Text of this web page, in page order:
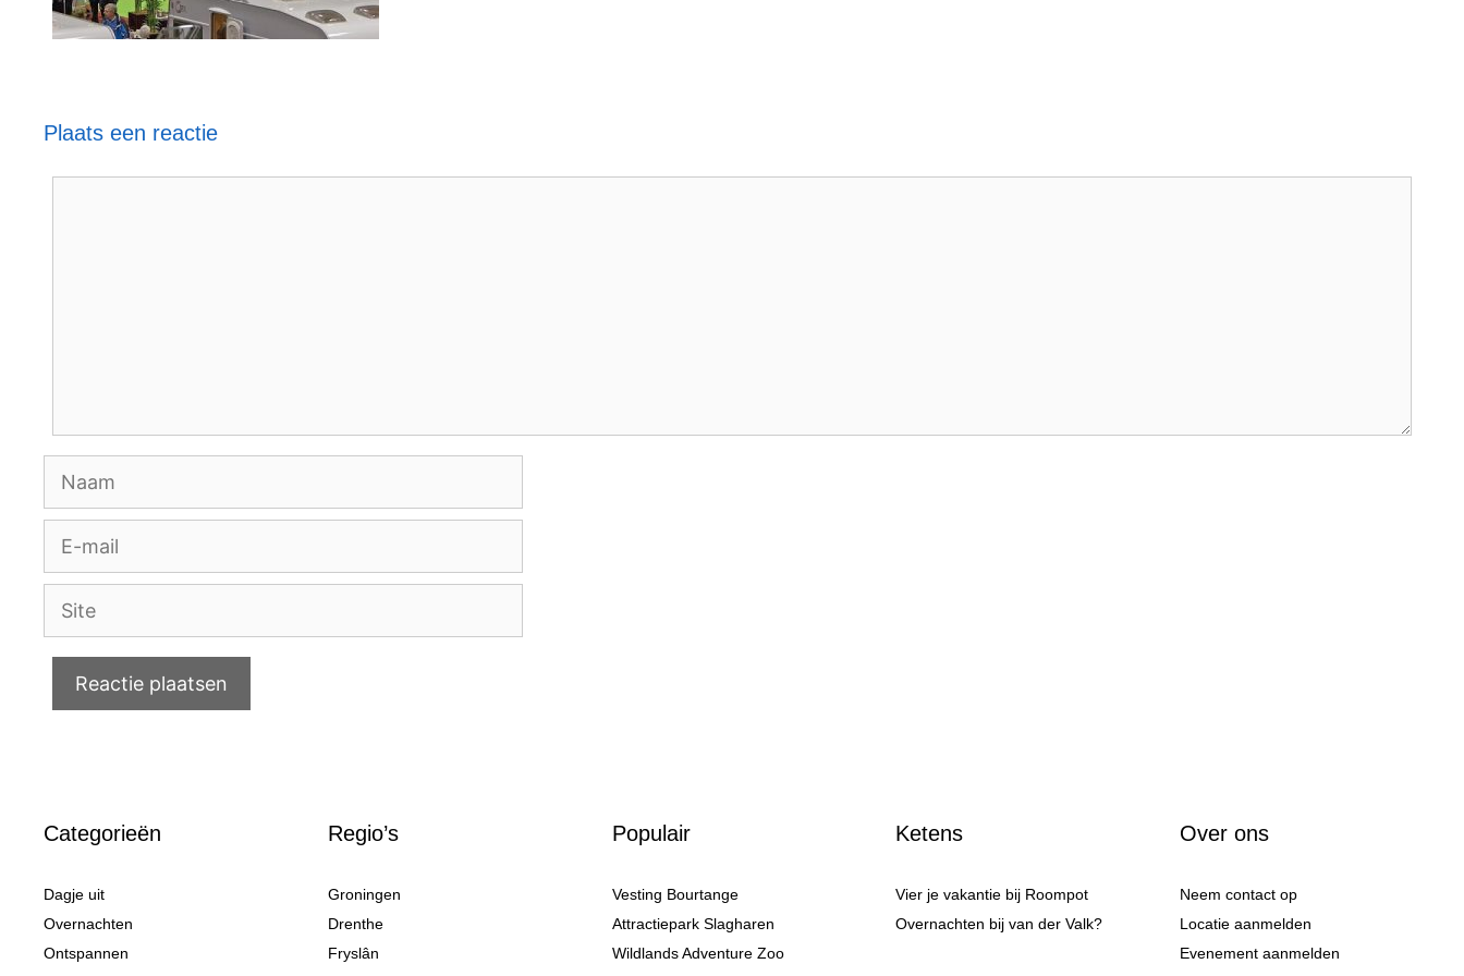
Plaats een reactie
Naam
mail
Site
Categorieën
Dagje uit
Overnachten
Ontspannen
Regio’s
Groningen
Drenthe
Fryslân
Populair
Vesting Bourtange
Attractiepark Slagharen
Wildlands Adventure Zoo
Ketens
Vier je vakantie bij Roompot
Overnachten bij van der Valk?
Over ons
Neem contact op
Locatie aanmelden
Evenement aanmelden